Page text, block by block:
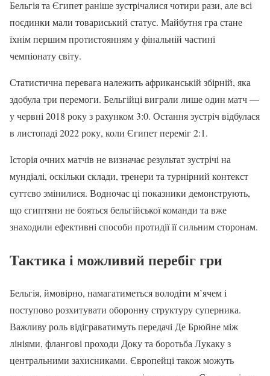
Бельгія та Єгипет раніше зустрічалися чотири рази, але всі
поєдинки мали товариський статус. Майбутня гра стане
їхнім першим протистоянням у фінальній частині
чемпіонату світу.
Статистична перевага належить африканській збірній, яка
здобула три перемоги. Бельгійці виграли лише один матч —
у червні 2018 року з рахунком 3:0. Остання зустріч відбулася
в листопаді 2022 року, коли Єгипет переміг 2:1.
Історія очних матчів не визначає результат зустрічі на
мундіалі, оскільки склади, тренери та турнірний контекст
суттєво змінилися. Водночас ці показники демонструють,
що єгиптяни не бояться бельгійської команди та вже
знаходили ефективні способи протидії її сильним сторонам.
Тактика і можливий перебіг гри
Бельгія, ймовірно, намагатиметься володіти м’ячем і
поступово розхитувати оборонну структуру суперника.
Важливу роль відіграватимуть передачі Де Брюйне між
лініями, флангові проходи Доку та боротьба Лукаку з
центральними захисниками. Європейці також можуть